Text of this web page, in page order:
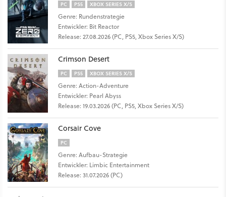
PC PS5 XBOX SERIES X/S
Genre: Rundenstrategie
Entwickler: Bit Reactor
Release: 27.08.2026 (PC, PS5, Xbox Series X/S)
Crimson Desert
PC PS5 XBOX SERIES X/S
Genre: Action-Adventure
Entwickler: Pearl Abyss
Release: 19.03.2026 (PC, PS5, Xbox Series X/S)
Corsair Cove
PC
Genre: Aufbau-Strategie
Entwickler: Limbic Entertainment
Release: 31.07.2026 (PC)